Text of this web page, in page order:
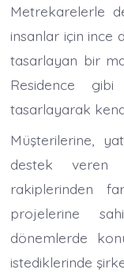
Metrekarelerle
insanlar için ince
tasarlayan bir
Residence gibi
tasarlayarak
Müşterilerine,
destek veren
rakiplerinden
projelerine
dönemlerde
istediklerinde